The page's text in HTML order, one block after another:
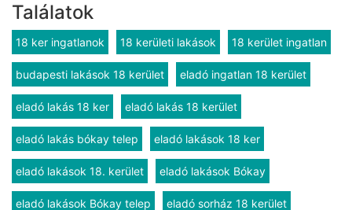
Találatok
18 ker ingatlanok 18 kerületi lakások 18 kerület ingatlan
budapesti lakások 18 kerület eladó ingatlan 18 kerület
eladó lakás 18 ker eladó lakás 18 kerület
eladó lakás bókay telep eladó lakások 18 ker
eladó lakások 18. kerület eladó lakások Bókay
eladó lakások Bókay telep eladó sorház 18 kerület